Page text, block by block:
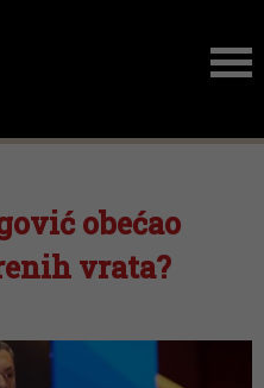
obećao
vrata?